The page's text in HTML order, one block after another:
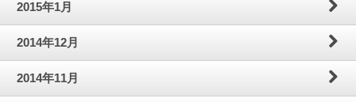
2015年1月
2014年12月
2014年11月